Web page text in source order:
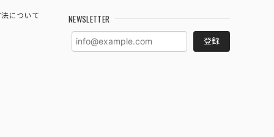
について NEWSLETTER
登録